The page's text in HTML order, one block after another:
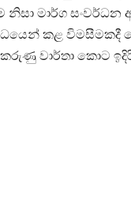
මාර්ග සංවර්ධන
කළ
වාර්තා කොට